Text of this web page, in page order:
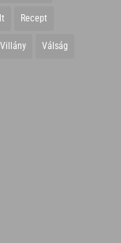
Recept
Villány Válság